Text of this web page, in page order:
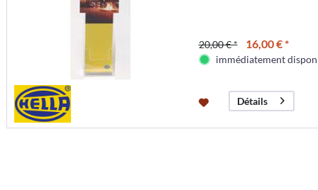
20,00 € * 16,00 € *
immédiatement
Détails